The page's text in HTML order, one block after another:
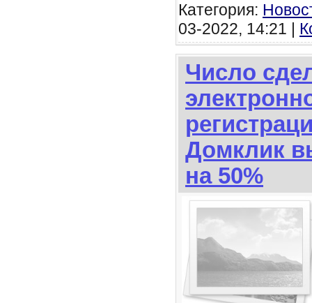
Категория:
03-2022, 14:21 |
Число
Домклик
на 50%